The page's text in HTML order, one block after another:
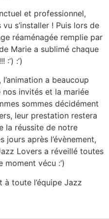
et professionnel,
s’installer ! Puis lors de
réaménagée remplie par
Marie a sublimé chaque
:’)
a beaucoup
invités et la mariée
sommes décidément
leur prestation restera
la réussite de notre
jours après l’évènement,
Lovers a réveillé toutes
vécu :’)
à toute l’équipe Jazz